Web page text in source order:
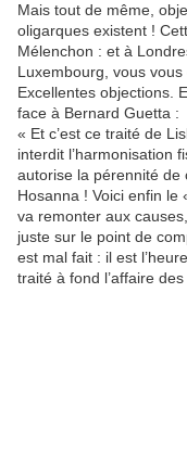
Mais tout de même,
oligarques existent !
Mélenchon : et à
Luxembourg, vous
Excellentes objections.
face à Bernard Guetta :
« Et c’est ce traité de
interdit l’harmonisation
autorise la pérennité de
Hosanna ! Voici enfin le
va remonter aux
juste sur le point de
est mal fait : il est
traité à fond l’affaire des